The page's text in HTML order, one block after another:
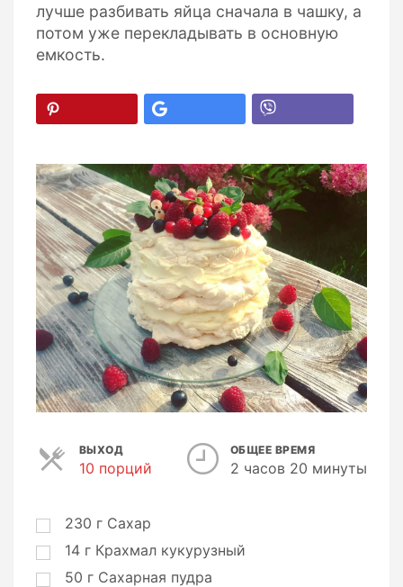
лучше разбивать яйца сначала в чашку, а
потом уже перекладывать в основную
емкость.
ВЫХОД
10 порций
и
ОБЩЕЕ ВРЕМЯ
2 часов 20 минуты
230 г Сахар
14 г Крахмал кукурузный
50 г Сахарная пудра